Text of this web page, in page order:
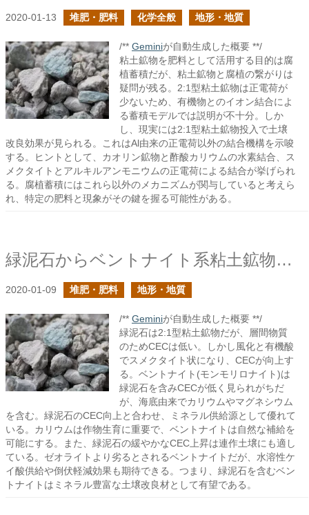
2020-01-13 堆肥・肥料 化学全般 地形・地質
/** Geminiが自動生成した概要 **/
粘土鉱物を肥料として活用する目的は腐
植蓄積だが、粘土鉱物と腐植の繋がりは
疑問が残る。2:1型粘土鉱物は正電荷が
少ないため、有機物とのイオン結合によ
る蓄積モデルでは説明が不十分。しか
し、現実には2:1型粘土鉱物投入で土壌
改良効果が見られる。これはAl由来の正電荷以外の結合機構を示唆
する。ヒントとして、カオリン鉱物と酢酸カリウムの水素結合、ス
メクタイトとアルキルアンモニウムの正電荷による結合が挙げられ
る。腐植蓄積にはこれら以外のメカニズムが関与していると考えら
れ、特定の肥料と現象がその鍵を握る可能性がある。
緑泥石からベントナイト系粘土鉱物肥料を考える
2020-01-09 堆肥・肥料 地形・地質
/** Geminiが自動生成した概要 **/
緑泥石は2:1型粘土鉱物だが、層間物質
のためCECは低い。しかし風化と有機酸
でスメクタイト状になり、CECが向上す
る。ベントナイト(モンモリロナイト)は
緑泥石を含みCECが低く見られがちだ
が、海底由来でカリウムやマグネシウム
を含む。緑泥石のCEC向上と合わせ、ミネラル供給源として優れて
いる。カリウムは作物生育に重要で、ベントナイトは自然な補給を
可能にする。また、緑泥石の緩やかなCEC上昇は連作土壌にも適し
ている。ゼオライトより劣るとされるベントナイトだが、水溶性ケ
イ酸供給や倒伏軽減効果も期待できる。つまり、緑泥石を含むベン
トナイトはミネラル豊富な土壌改良材として有望である。